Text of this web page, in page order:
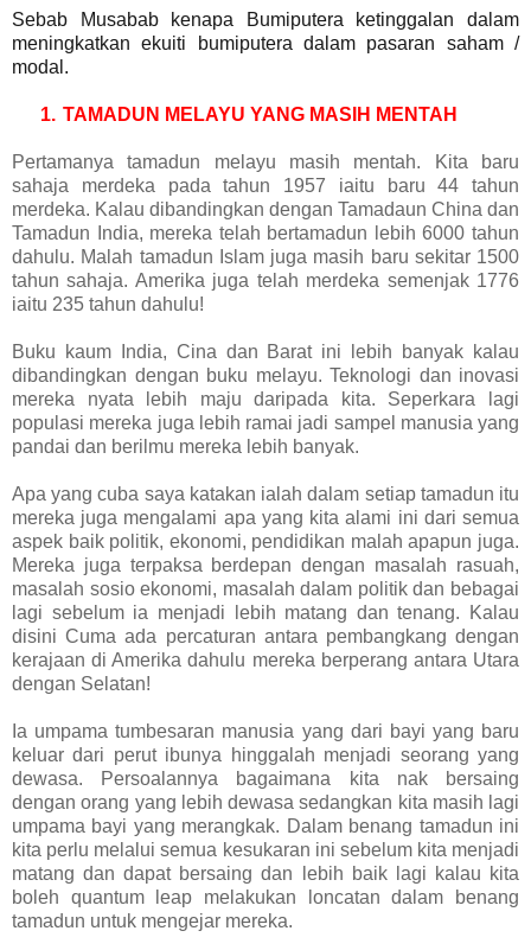
Sebab Musabab kenapa Bumiputera ketinggalan dalam
meningkatkan ekuiti bumiputera dalam pasaran saham /
modal.
1. TAMADUN MELAYU YANG MASIH MENTAH
Pertamanya tamadun melayu masih mentah. Kita baru
sahaja merdeka pada tahun 1957 iaitu baru 44 tahun
merdeka. Kalau dibandingkan dengan Tamadaun China dan
Tamadun India, mereka telah bertamadun lebih 6000 tahun
dahulu. Malah tamadun Islam juga masih baru sekitar 1500
tahun sahaja. Amerika juga telah merdeka semenjak 1776
iaitu 235 tahun dahulu!
Buku kaum India, Cina dan Barat ini lebih banyak kalau
dibandingkan dengan buku melayu. Teknologi dan inovasi
mereka nyata lebih maju daripada kita. Seperkara lagi
populasi mereka juga lebih ramai jadi sampel manusia yang
pandai dan berilmu mereka lebih banyak.
Apa yang cuba saya katakan ialah dalam setiap tamadun itu
mereka juga mengalami apa yang kita alami ini dari semua
aspek baik politik, ekonomi, pendidikan malah apapun juga.
Mereka juga terpaksa berdepan dengan masalah rasuah,
masalah sosio ekonomi, masalah dalam politik dan bebagai
lagi sebelum ia menjadi lebih matang dan tenang. Kalau
disini Cuma ada percaturan antara pembangkang dengan
kerajaan di Amerika dahulu mereka berperang antara Utara
dengan Selatan!
Ia umpama tumbesaran manusia yang dari bayi yang baru
keluar dari perut ibunya hinggalah menjadi seorang yang
dewasa. Persoalannya bagaimana kita nak bersaing
dengan orang yang lebih dewasa sedangkan kita masih lagi
umpama bayi yang merangkak. Dalam benang tamadun ini
kita perlu melalui semua kesukaran ini sebelum kita menjadi
matang dan dapat bersaing dan lebih baik lagi kalau kita
boleh quantum leap melakukan loncatan dalam benang
tamadun untuk mengejar mereka.